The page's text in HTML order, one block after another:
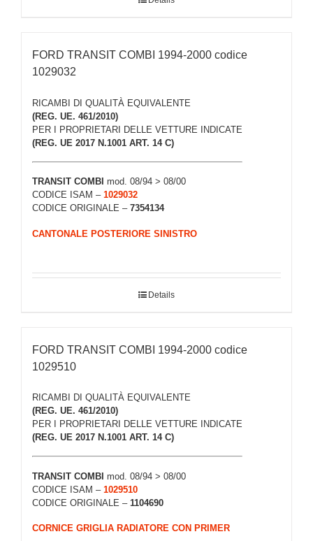
FORD TRANSIT COMBI 1994-2000 codice
1029032
RICAMBI DI QUALITÀ EQUIVALENTE
(REG. UE. 461/2010)
PER I PROPRIETARI DELLE VETTURE INDICATE
(REG. UE 2017 N.1001 ART. 14 C)
TRANSIT COMBI mod. 08/94 > 08/00
CODICE ISAM – 1029032
CODICE ORIGINALE – 7354134
CANTONALE POSTERIORE SINISTRO
Details
FORD TRANSIT COMBI 1994-2000 codice
1029510
RICAMBI DI QUALITÀ EQUIVALENTE
(REG. UE. 461/2010)
PER I PROPRIETARI DELLE VETTURE INDICATE
(REG. UE 2017 N.1001 ART. 14 C)
TRANSIT COMBI mod. 08/94 > 08/00
CODICE ISAM – 1029510
CODICE ORIGINALE – 1104690
CORNICE GRIGLIA RADIATORE CON PRIMER